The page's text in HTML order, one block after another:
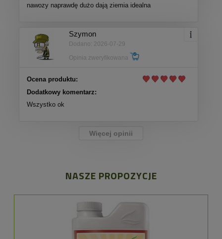
nawozy naprawdę dużo dają ziemia idealna
Szymon
Dodano: 2026-07-29
Opinia zweryfikowana
Ocena produktu:
Dodatkowy komentarz:
Wszystko ok
Więcej opinii
NASZE PROPOZYCJE